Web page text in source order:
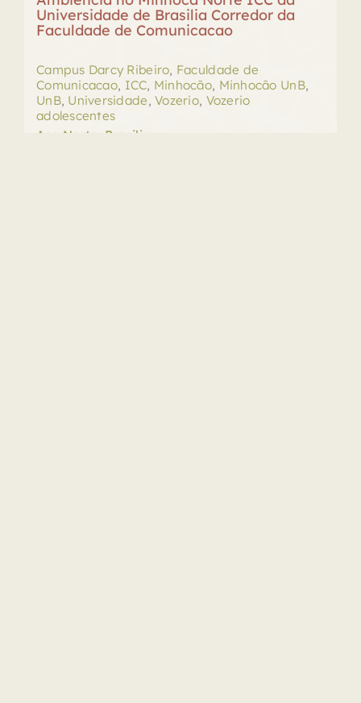
Universidade de Brasilia Corredor da
Faculdade de Comunicacao
Campus Darcy Ribeiro, Faculdade de
Comunicacao, ICC, Minhocão, Minhocão UnB,
UnB, Universidade,Vozerio, Vozerio
adolescentes
Asa Norte, Brasilia